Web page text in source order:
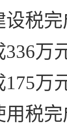
设税
万
万
税